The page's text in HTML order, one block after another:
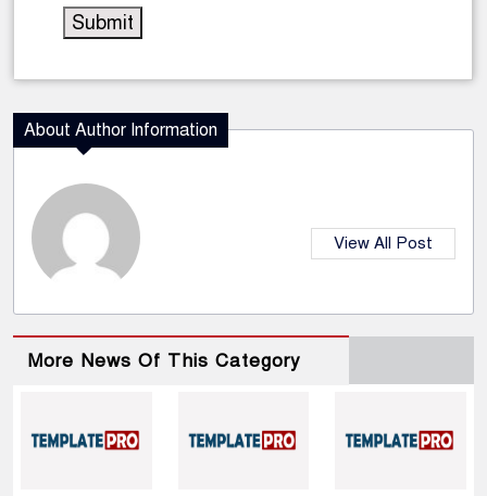
About Author Information
View All Post
More News Of This Category